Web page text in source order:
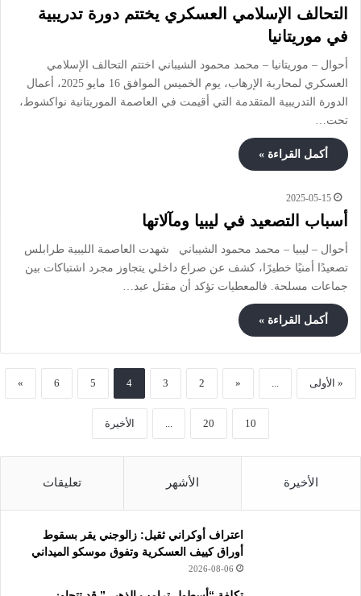
التحالف الإسلامي العسكري يختتم دورة تدريبية
في موريتانيا
أحوال – موريتانيا – محمد محمود الشيباني اختتم التحالف الإسلامي
العسكري لمحاربة الإرهاب، يوم الخميس الموافق 16 مايو 2025، أعمال
الدورة التدريبية المتقدمة التي أقيمت في العاصمة الموريتانية نواكشوط،
تحت…
أكمل القراءة »
2025-05-15
أسباب التصعيد في ليبيا ومآلاتها
أحوال – ليبيا – محمد محمود الشيباني شهدت العاصمة الليبية طرابلس
تصعيدًا أمنيًا خطيرًا، كشف عن صراع داخلي يتجاوز مجرد اشتباكات بين
جماعات مسلحة. فالمعطيات تؤكد أن مقتل عبد…
أكمل القراءة »
« الأولى ...
«
2
3
4
5
6
»
10
20
... الأخيرة
الأخيرة الأشهر تعليقات
اعتراف أوكراني ثقيل: زالوجني يقر بسقوط
أوراق كييف العسكرية وتفوق موسكو الميداني
2026-08-06